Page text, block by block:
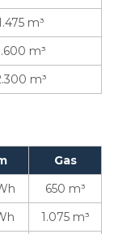
m³
m³
m³
Gas
650 m³
1.075 m³